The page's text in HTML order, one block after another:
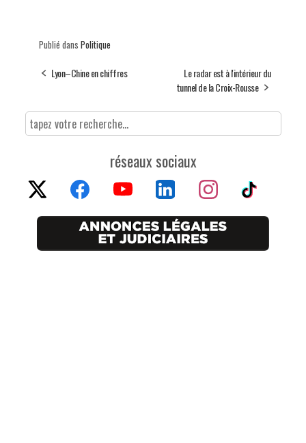
Publié dans Politique
Lyon–Chine en chiffres
Le radar est à l'intérieur du
tunnel de la Croix-Rousse
réseaux sociaux